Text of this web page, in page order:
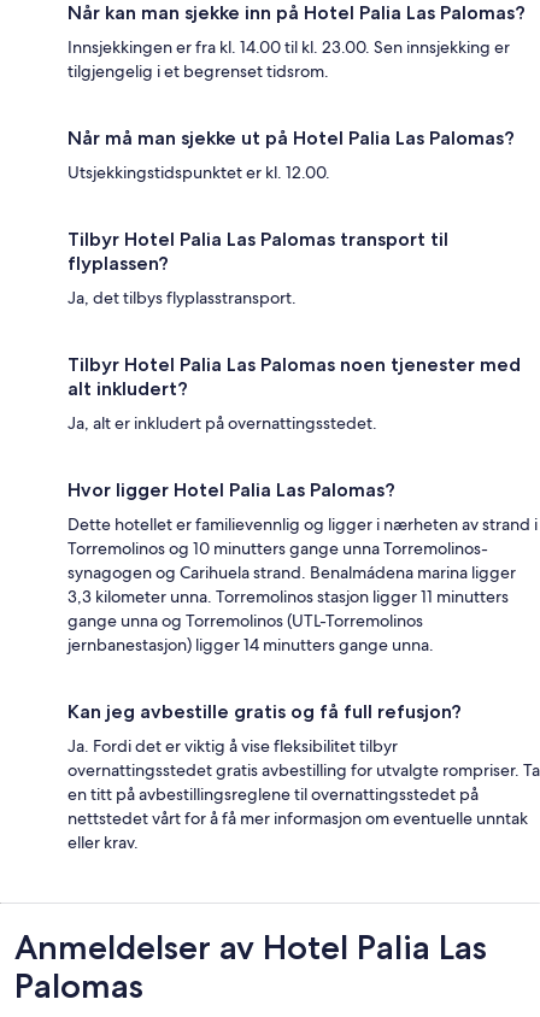
Når kan man sjekke inn på Hotel Palia Las Palomas?
Innsjekkingen er fra kl. 14.00 til kl. 23.00. Sen innsjekking er
tilgjengelig i et begrenset tidsrom.
Når må man sjekke ut på Hotel Palia Las Palomas?
Utsjekkingstidspunktet er kl. 12.00.
Tilbyr Hotel Palia Las Palomas transport til
flyplassen?
Ja, det tilbys flyplasstransport.
Tilbyr Hotel Palia Las Palomas noen tjenester med
alt inkludert?
Ja, alt er inkludert på overnattingsstedet.
Hvor ligger Hotel Palia Las Palomas?
Dette hotellet er familievennlig og ligger i nærheten av strand i
Torremolinos og 10 minutters gange unna Torremolinos-
synagogen og Carihuela strand. Benalmádena marina ligger
3,3 kilometer unna. Torremolinos stasjon ligger 11 minutters
gange unna og Torremolinos (UTL-Torremolinos
jernbanestasjon) ligger 14 minutters gange unna.
Kan jeg avbestille gratis og få full refusjon?
Ja. Fordi det er viktig å vise fleksibilitet tilbyr
overnattingsstedet gratis avbestilling for utvalgte rompriser. Ta
en titt på avbestillingsreglene til overnattingsstedet på
nettstedet vårt for å få mer informasjon om eventuelle unntak
eller krav.
Anmeldelser
Anmeldelser av Hotel Palia Las
Palomas